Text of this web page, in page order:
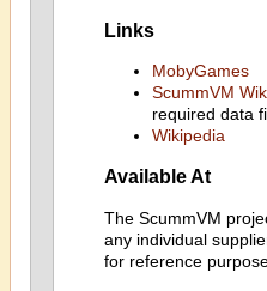
Links
MobyGames
ScummVM
required data
Wikipedia
Available At
The ScummVM
any individual
for reference